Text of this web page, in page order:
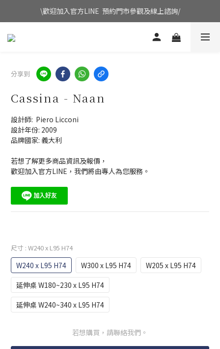
\歡迎加入官方LINE  預約門市參觀及線上諮詢/
分享到
Cassina - Naan
設計師:  Piero Licconi
設計年份: 2009
品牌國家: 義大利
若想了解更多商品資訊及報價，
歡迎加入官方LINE，我們將由專人為您服務。
尺寸 : W240 x L95 H74
W240 x L95 H74 W300 x L95 H74
W205 x L95 H74
延伸桌 W180~230 x L95 H74
延伸桌 W240~340 x L95 H74
若想購買，請聯絡我們。